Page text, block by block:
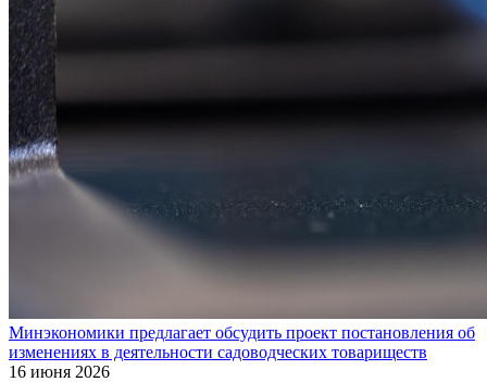
Минэкономики предлагает обсудить проект постановления об
изменениях в деятельности садоводческих товариществ
16 июня 2026